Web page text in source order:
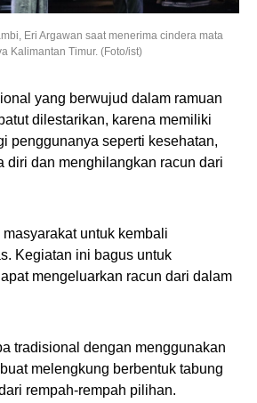
Eri Argawan saat menerima cindera mata
Kalimantan Timur. (Foto/ist)
yang berwujud dalam ramuan
dilestarikan, karena memiliki
penggunanya seperti kesehatan,
diri dan menghilangkan racun dari
untuk kembali
Kegiatan ini bagus untuk
mengeluarkan racun dari dalam
tradisional dengan menggunakan
melengkung berbentuk tabung
rempah-rempah pilihan.